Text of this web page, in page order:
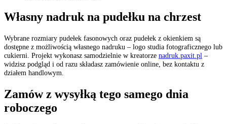
Własny nadruk na pudełku na chrzest
Wybrane rozmiary pudełek fasonowych oraz pudełek z okienkiem są
dostępne z możliwością własnego nadruku – logo studia fotograficznego lub
cukierni. Projekt wykonasz samodzielnie w kreatorze nadruk.paxit.pl –
widzisz podgląd i od razu składasz zamówienie online, bez kontaktu z
działem handlowym.
Zamów z wysyłką tego samego dnia
roboczego